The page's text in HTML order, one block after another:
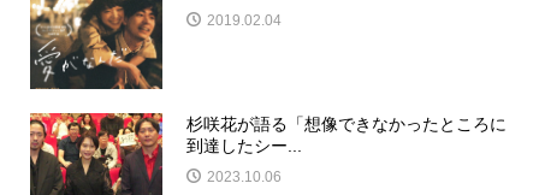
2019.02.04
杉咲花が語る「想像できなかったところに
到達したシー...
2023.10.06